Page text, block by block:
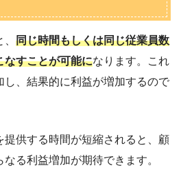
同じ時間もしくは同じ従業員数
なすことが可能になります。これ
し、結果的に利益が増加するので
提供する時間が短縮されると、顧
る利益増加が期待できます。